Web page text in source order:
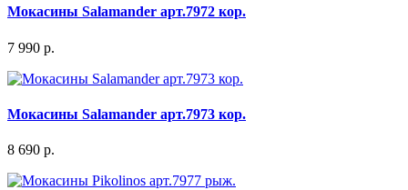
Мокасины Salamander арт.7972 кор.
7 990 р.
Мокасины Salamander арт.7973 кор.
8 690 р.